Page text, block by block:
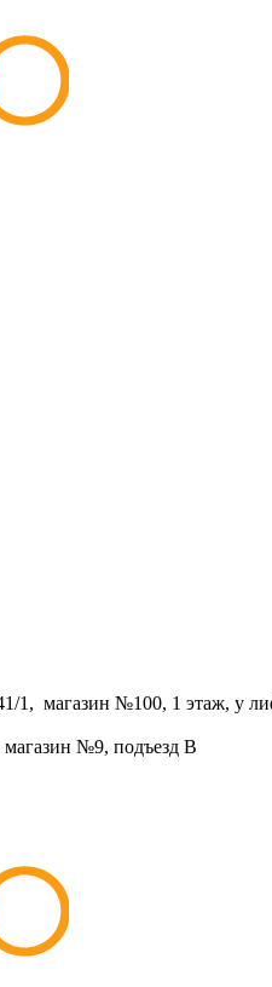
1, магазин №100, 1 этаж, у
№9, подъезд В